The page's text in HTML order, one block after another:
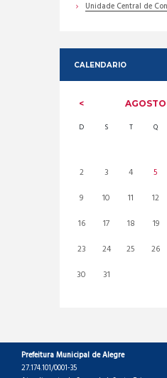
Unidade Central de
CALENDARIO
D S T Q
2
3 4 5
9
10 11 12
16
17 18 19
23
24 25 26
30
31
Prefeitura Municipal de Alegre
27.174.101/0001-35